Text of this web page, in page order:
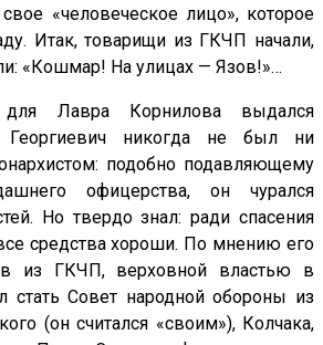
свое «человеческое лицо», которое
Итак, товарищи из ГКЧП начали,
«Кошмар! На улицах — Язов!»…
для Лавра Корнилова выдался
Георгиевич никогда не был ни
подобно подавляющему
офицерства, он чурался
Но твердо знал: ради спасения
средства хороши. По мнению его
из ГКЧП, верховной властью в
стать Совет народной обороны из
(он считался «своим»), Колчака,